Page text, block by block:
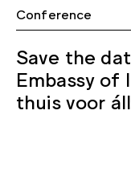
Conference
Save the
Embassy of
thuis voor